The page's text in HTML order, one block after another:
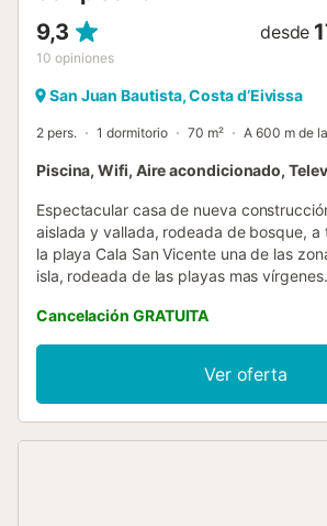
9,3
10 opiniones
desde
San Juan Bautista, Costa d’Eivissa
2 pers. 1 dormitorio 70 m² A 600 m de
Piscina, Wifi, Aire acondicionado,
Espectacular casa de nueva
aislada y vallada, rodeada de bosque, a
la playa Cala San Vicente una de las
isla, rodeada de las playas mas
pequeños. La cocina está muy equipada
necesario y mucho más. Barbacoa y
disfrutar de románticas cenas a la luz de
piscina, porche donde dormir la siesta.
necesario para acceder todas las villas!
Cancelación GRATUITA
Ver oferta